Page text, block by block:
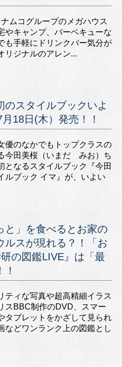
ムコグループのメガハウス
やキャンプ、バーベキューな
も手軽にドリンクバー気分が
リジナルのアレン...
のスタイルブックいよ
18日(木）発売！！
優のなかでもトップクラスの
今田美桜（いまだ みお）ち
となるスタイルブック『今田
ルブック イマ』が、いよい
と」を食べるとお家の
ルスが現れる？！「お
の図鑑LIVE』は「最
ティな写真や超高精細イラス
スBBC制作のDVD、スマー
タブレットをかざして見られ
などワンランク上の図鑑とし